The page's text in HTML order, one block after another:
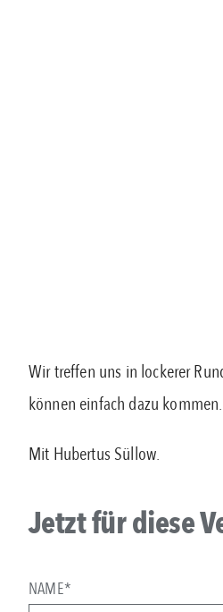
Wir treffen uns in lockerer
können einfach dazu
Mit Hubertus Süllow.
Jetzt für diese
NAME*